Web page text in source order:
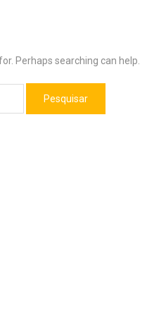
Perhaps searching can help.